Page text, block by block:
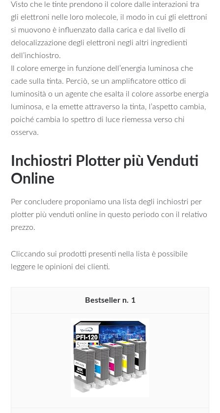
Visto che le tinte prendono il colore dalle interazioni tra
gli elettroni nelle loro molecole, il modo in cui gli elettroni
si muovono è influenzato dalla carica e dal livello di
delocalizzazione degli elettroni negli altri ingredienti
dell’inchiostro.
Il colore emerge in funzione dell’energia luminosa che
cade sulla tinta. Perciò, se un amplificatore ottico di
luminosità o un agente che esalta il colore assorbe energia
luminosa, e la emette attraverso la tinta, l’aspetto cambia,
poiché cambia lo spettro di luce riemessa verso chi
osserva.
Inchiostri Plotter più Venduti
Online
Per concludere proponiamo una lista degli inchiostri per
plotter più venduti online in questo periodo con il relativo
prezzo.
Cliccando sui prodotti presenti nella lista è possibile
leggere le opinioni dei clienti.
1